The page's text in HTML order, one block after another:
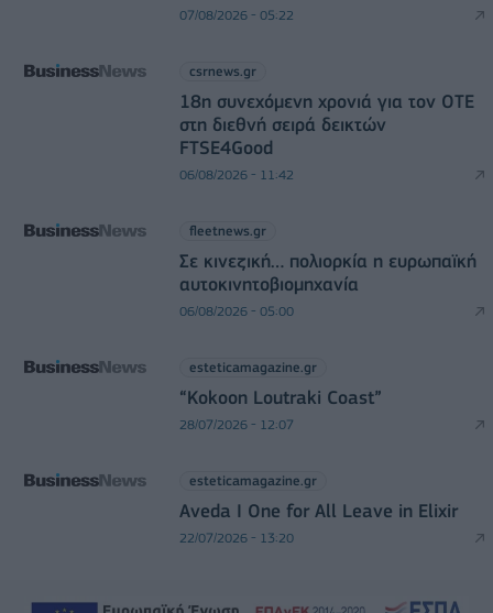
07/08/2026 - 05:22
csrnews.gr
18η συνεχόμενη χρονιά για τον ΟΤΕ
στη διεθνή σειρά δεικτών
FTSE4Good
06/08/2026 - 11:42
fleetnews.gr
Σε κινεζική… πολιορκία η ευρωπαϊκή
αυτοκινητοβιομηχανία
06/08/2026 - 05:00
esteticamagazine.gr
“Kokoon Loutraki Coast”
28/07/2026 - 12:07
esteticamagazine.gr
Aveda I One for All Leave in Elixir
22/07/2026 - 13:20